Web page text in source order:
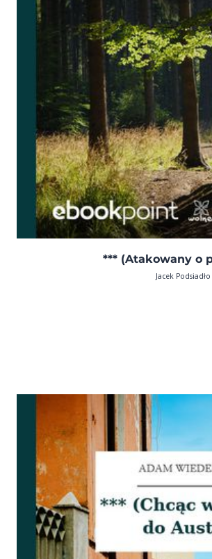
*** (Atakowany o
Jacek Podsiadło